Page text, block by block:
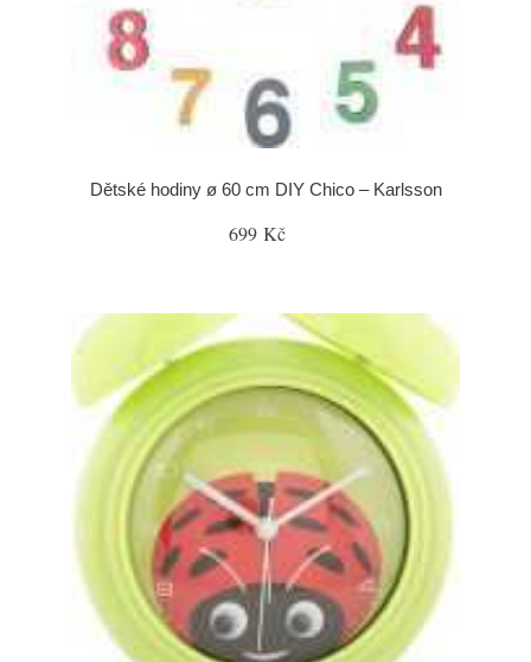
Dětské hodiny ø 60 cm DIY Chico – Karlsson
699 Kč